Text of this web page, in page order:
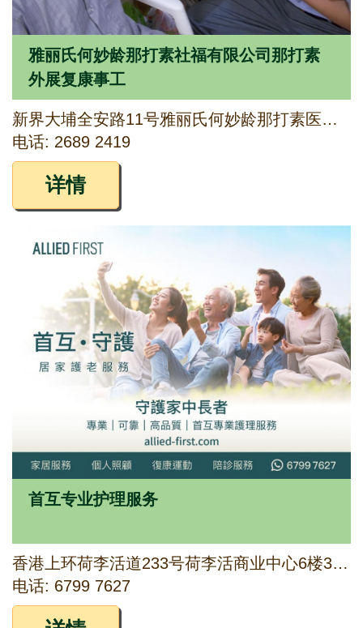
雅丽氏何妙龄那打素社福有限公司那打素
外展复康事工
新界大埔全安路11号雅丽氏何妙龄那打素医院J座1楼50室
电话: 2689 2419
详情
首互专业护理服务
香港上环荷李活道233号荷李活商业中心6楼3-6号室
电话: 6799 7627